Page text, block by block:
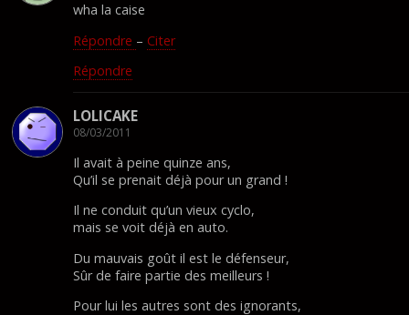
wha la caise
Répondre – Citer
Répondre
LOLICAKE
08/03/2011
Il avait à peine quinze ans,
Qu’il se prenait déjà pour un grand !
Il ne conduit qu’un vieux cyclo,
mais se voit déjà en auto.
Du mauvais goût il est le défenseur,
Sûr de faire partie des meilleurs !
Pour lui les autres sont des ignorants,